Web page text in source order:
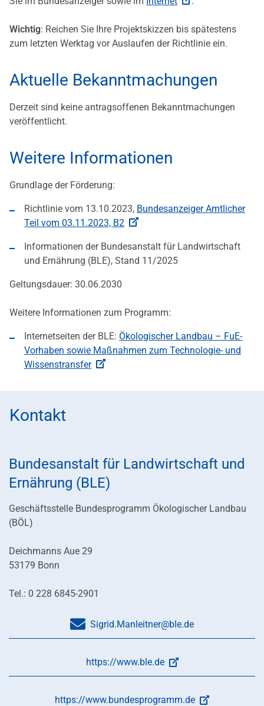
Wichtig: Reichen Sie Ihre Projektskizzen bis spätestens
zum letzten Werktag vor Auslaufen der Richtlinie ein.
Aktuelle Bekanntmachungen
Derzeit sind keine antragsoffenen Bekanntmachungen
veröffentlicht.
Weitere Informationen
Grundlage der Förderung:
Richtlinie vom 13.10.2023, Bundesanzeiger Amtlicher
Teil vom 03.11.2023, B2
Informationen der Bundesanstalt für Landwirtschaft
und Ernährung (BLE), Stand 11/2025
Geltungsdauer: 30.06.2030
Weitere Informationen zum Programm:
Internetseiten der BLE: Ökologischer Landbau – FuE-
Vorhaben sowie Maßnahmen zum Technologie- und
Wissenstransfer
Kontakt
Bundesanstalt für Landwirtschaft und
Ernährung (BLE)
Geschäftsstelle Bundesprogramm Ökologischer Landbau
(BÖL)
Deichmanns Aue 29
53179 Bonn
Tel.: 0 228 6845-2901
Sigrid.Manleitner@ble.de
https://www.ble.de
https://www.bundesprogramm.de